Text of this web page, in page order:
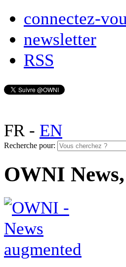
connectez-
newsletter
RSS
FR- EN
Recherche pour:
OWNI